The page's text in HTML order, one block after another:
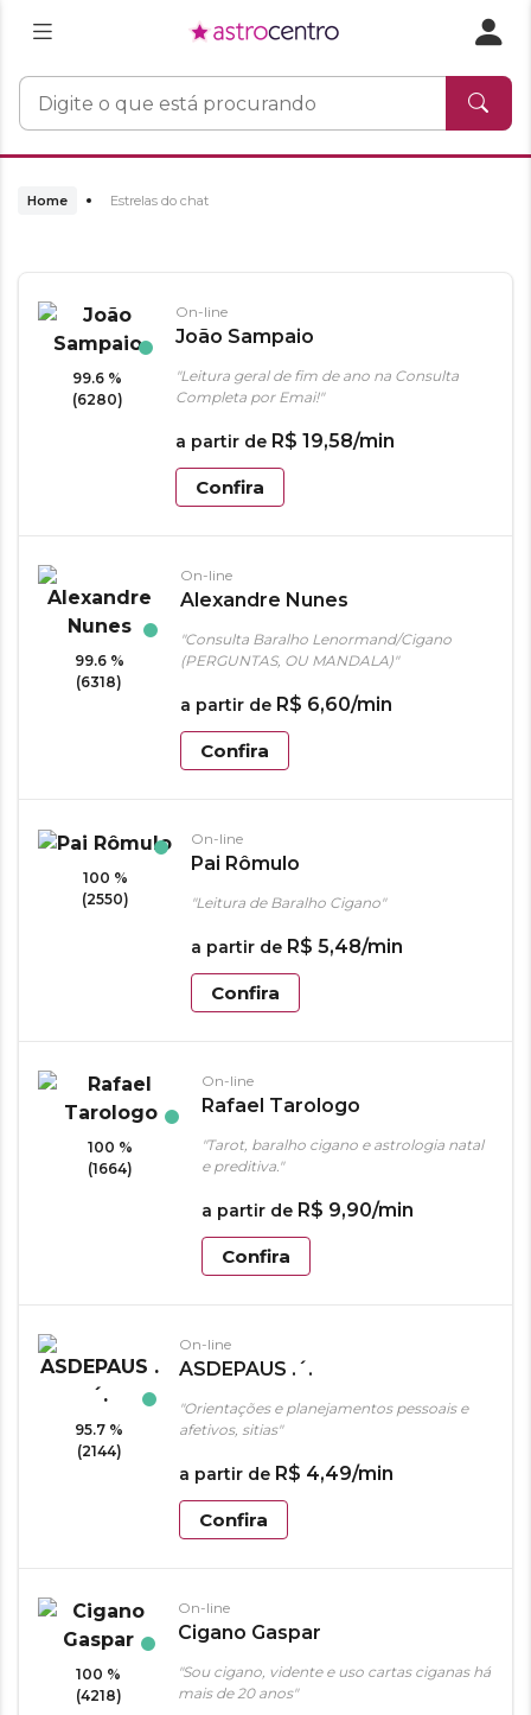
Home Estrelas do chat
99.6 %
(6280)
On-line
João Sampaio
"Leitura geral de fim de ano na Consulta
Completa por Emai!"
a partir de R$ 19,58/min
Confira
99.6 %
(6318)
On-line
Alexandre Nunes
"Consulta Baralho Lenormand/Cigano
(PERGUNTAS, OU MANDALA)"
a partir de R$ 6,60/min
Confira
100 %
(2550)
On-line
Pai Rômulo
"Leitura de Baralho Cigano"
a partir de R$ 5,48/min
Confira
100 %
(1664)
On-line
Rafael Tarologo
"Tarot, baralho cigano e astrologia natal
e preditiva."
a partir de R$ 9,90/min
Confira
95.7 %
(2144)
On-line
ASDEPAUS .´.
"Orientações e planejamentos pessoais e
afetivos, sitias"
a partir de R$ 4,49/min
Confira
100 %
(4218)
On-line
Cigano Gaspar
"Sou cigano, vidente e uso cartas ciganas há
mais de 20 anos"